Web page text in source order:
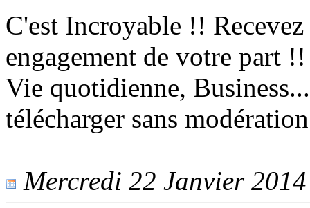
C'est Incroyable !!
engagement de votre part
Vie quotidienne,
télécharger sans
Mercredi 22 Janvier